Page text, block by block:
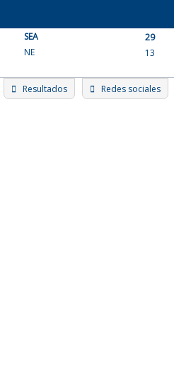
content
SEA
29
NE
13
Resultados Redes sociales